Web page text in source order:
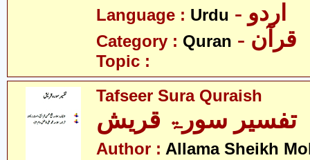
Language : Urdu - اردو
Category : Quran - قرآن
Topic :
Tafseer Sura Quraish
تفسیر سورۃ قریش
Author : Allama Sheikh